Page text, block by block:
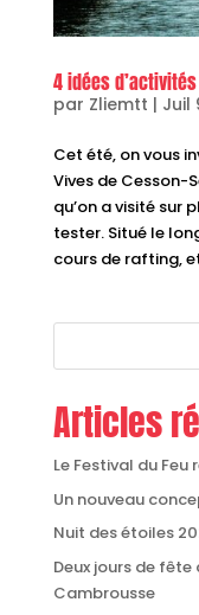
4 idées
par Zliemtt | Juil
Cet été, on vous
Vives de Cesson-
qu’on a visité sur
tester. Situé le
cours de rafting,
Articles
Le Festival du
Un nouveau
Nuit des étoiles
Deux jours de
Cambrousse